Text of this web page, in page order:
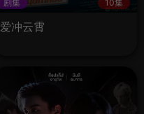
剧集 10集
爱冲云霄